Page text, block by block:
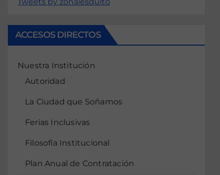
Tweets by zonalesquito
ACCESOS DIRECTOS
Nuestra Institución
Autoridad
La Ciudad que Soñamos
Ferias Inclusivas
Filosofía Institucional
Plan Anual de Contratación